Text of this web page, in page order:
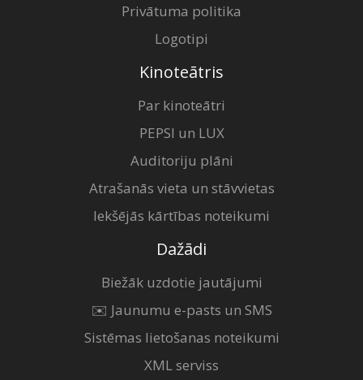
Privātuma politika
Logotipi
Kinoteātris
Par kinoteātri
PEPSI un LUX
Auditoriju plāni
Atrašanās vieta un stāvvietas
Iekšējās kārtības noteikumi
Dažādi
Biežāk uzdotie jautājumi
✉️ Jaunumu e-pasts un SMS
Sistēmas lietošanas noteikumi
XML serviss